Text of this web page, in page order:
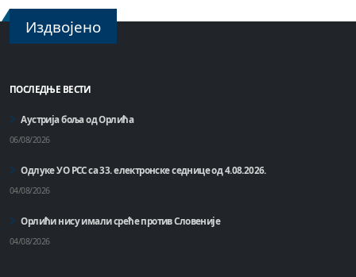
Издвојено
ПОСЛЕДЊЕ ВЕСТИ
Аустрија боља од Орлића
06/08/2026
Одлуке УО РСС са 33. електронске седнице од 4.08.2026.
04/08/2026
Орлићи нису имали среће против Словеније
04/08/2026